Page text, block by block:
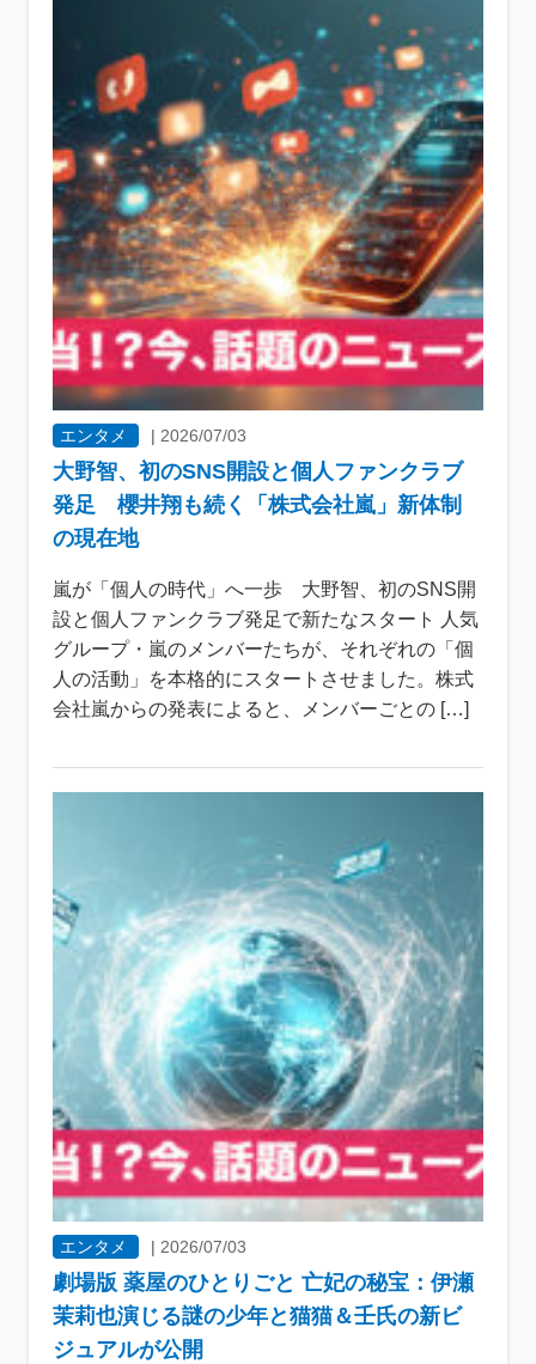
エンタメ | 2026/07/03
大野智、初のSNS開設と個人ファンクラブ
発足 櫻井翔も続く「株式会社嵐」新体制
の現在地
嵐が「個人の時代」へ一歩 大野智、初のSNS開
設と個人ファンクラブ発足で新たなスタート 人気
グループ・嵐のメンバーたちが、それぞれの「個
人の活動」を本格的にスタートさせました。株式
会社嵐からの発表によると、メンバーごとの […]
エンタメ |2026/07/03
劇場版 薬屋のひとりごと 亡妃の秘宝：伊瀬
茉莉也演じる謎の少年と猫猫＆壬氏の新ビ
ジュアルが公開